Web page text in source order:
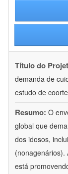
Título do
demanda de
estudo de coorte
Resumo: O
global que
dos idosos,
(nonagenários).
está